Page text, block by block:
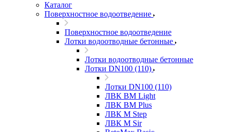
Каталог
Поверхностное водоотведение
Поверхностное водоотведение
Лотки водоотводные бетонные
Лотки водоотводные бетонные
Лотки DN100 (110)
Лотки DN100 (110)
ЛВК ВМ Light
ЛВК ВМ Plus
ЛВК М Step
ЛВК М Sir